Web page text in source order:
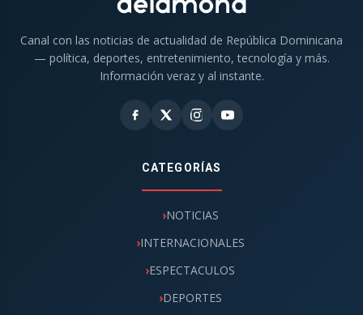
Canal con las noticias de actualidad de República Dominicana
— política, deportes, entretenimiento, tecnología y más.
Información veraz y al instante.
CATEGORÍAS
NOTICIAS
INTERNACIONALES
ESPECTACULOS
DEPORTES